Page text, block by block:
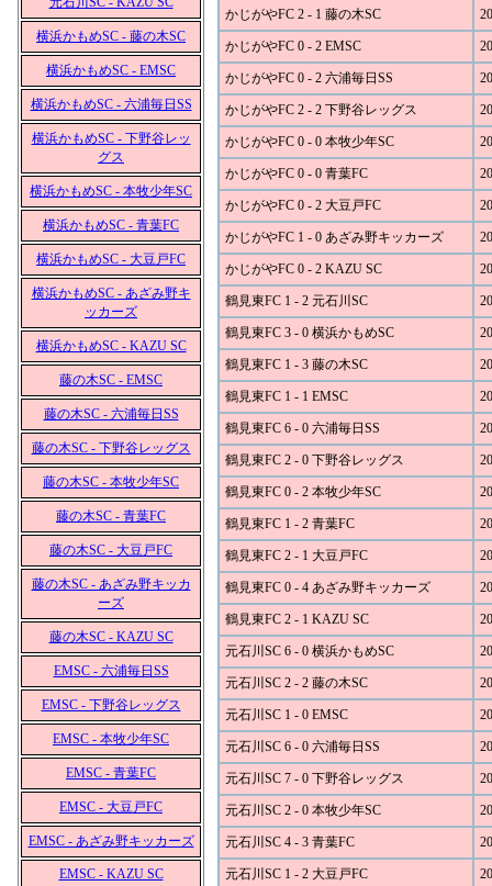
横浜かもめSC - 藤の木SC
横浜かもめSC - EMSC
横浜かもめSC - 六浦毎日SS
横浜かもめSC - 下野谷レッ
グス
横浜かもめSC - 本牧少年SC
横浜かもめSC - 青葉FC
横浜かもめSC - 大豆戸FC
横浜かもめSC - あざみ野キ
ッカーズ
横浜かもめSC - KAZU SC
藤の木SC - EMSC
藤の木SC - 六浦毎日SS
藤の木SC - 下野谷レッグス
藤の木SC - 本牧少年SC
藤の木SC - 青葉FC
藤の木SC - 大豆戸FC
藤の木SC - あざみ野キッカ
ーズ
藤の木SC - KAZU SC
EMSC - 六浦毎日SS
EMSC - 下野谷レッグス
EMSC - 本牧少年SC
EMSC - 青葉FC
EMSC - 大豆戸FC
EMSC - あざみ野キッカーズ
EMSC - KAZU SC
かじがやFC 2 - 1 藤の木SC
かじがやFC 0 - 2 EMSC
かじがやFC 0 - 2 六浦毎日SS
かじがやFC 2 - 2 下野谷レッグス
かじがやFC 0 - 0 本牧少年SC
かじがやFC 0 - 0 青葉FC
かじがやFC 0 - 2 大豆戸FC
かじがやFC 1 - 0 あざみ野キッカーズ
かじがやFC 0 - 2 KAZU SC
鶴見東FC 1 - 2 元石川SC
鶴見東FC 3 - 0 横浜かもめSC
鶴見東FC 1 - 3 藤の木SC
鶴見東FC 1 - 1 EMSC
鶴見東FC 6 - 0 六浦毎日SS
鶴見東FC 2 - 0 下野谷レッグス
鶴見東FC 0 - 2 本牧少年SC
鶴見東FC 1 - 2 青葉FC
鶴見東FC 2 - 1 大豆戸FC
鶴見東FC 0 - 4 あざみ野キッカーズ
鶴見東FC 2 - 1 KAZU SC
元石川SC 6 - 0 横浜かもめSC
元石川SC 2 - 2 藤の木SC
元石川SC 1 - 0 EMSC
元石川SC 6 - 0 六浦毎日SS
元石川SC 7 - 0 下野谷レッグス
元石川SC 2 - 0 本牧少年SC
元石川SC 4 - 3 青葉FC
元石川SC 1 - 2 大豆戸FC